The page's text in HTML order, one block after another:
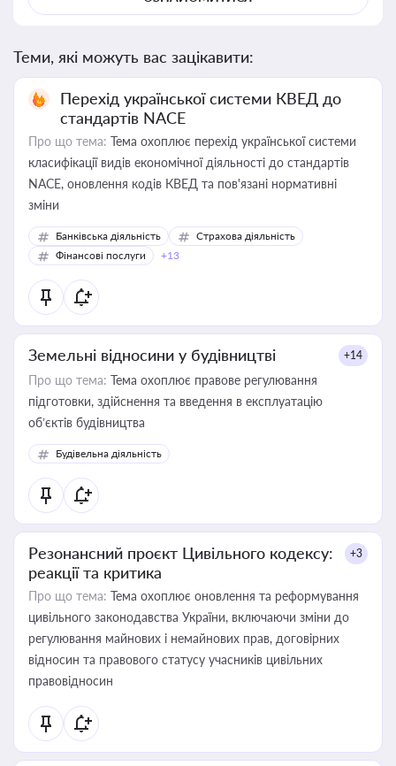
Теми, які можуть вас зацікавити:
Перехід української системи КВЕД до
стандартів NACE
Про що тема: Тема охоплює перехід української системи
класифікації видів економічної діяльності до стандартів
NACE, оновлення кодів КВЕД та пов'язані нормативні
зміни
Банківська діяльність
Страхова діяльність
Фінансові послуги
+13
Земельні відносини у будівництві +14
Про що тема: Тема охоплює правове регулювання
підготовки, здійснення та введення в експлуатацію
об’єктів будівництва
Будівельна діяльність
Резонансний проєкт Цивільного кодексу:
реакції та критика
+3
Про що тема: Тема охоплює оновлення та реформування
цивільного законодавства України, включаючи зміни до
регулювання майнових і немайнових прав, договірних
відносин та правового статусу учасників цивільних
правовідносин